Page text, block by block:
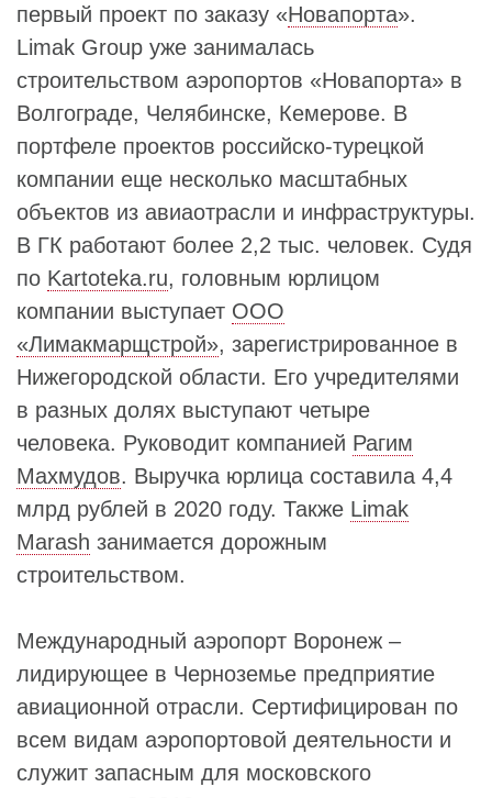
первый проект по заказу «Новапорта».
Limak Group уже занималась
строительством аэропортов «Новапорта» в
Волгограде, Челябинске, Кемерове. В
портфеле проектов российско-турецкой
компании еще несколько масштабных
объектов из авиаотрасли и инфраструктуры.
В ГК работают более 2,2 тыс. человек. Судя
по Kartoteka.ru, головным юрлицом
компании выступает ООО
«Лимакмарщстрой», зарегистрированное в
Нижегородской области. Его учредителями
в разных долях выступают четыре
человека. Руководит компанией Рагим
Махмудов. Выручка юрлица составила 4,4
млрд рублей в 2020 году. Также Limak
Marash занимается дорожным
строительством.
Международный аэропорт Воронеж –
лидирующее в Черноземье предприятие
авиационной отрасли. Сертифицирован по
всем видам аэропортовой деятельности и
служит запасным для московского